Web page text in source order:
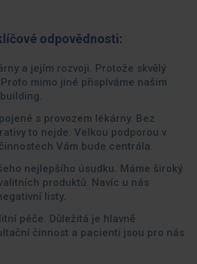
odpovědnosti:
a jejím rozvoji. Protože skvělý
mimo jiné přispíváme našim
s provozem lékárny. Bez
to nejde. Velkou podporou v
Vám bude centrála.
nejlepšího úsudku. Máme široký
produktů. Navíc u nás
listy.
péče. Důležitá je hlavně
činnost a pacienti jsou pro nás